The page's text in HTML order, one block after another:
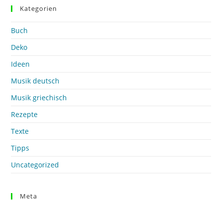
Kategorien
Buch
Deko
Ideen
Musik deutsch
Musik griechisch
Rezepte
Texte
Tipps
Uncategorized
Meta